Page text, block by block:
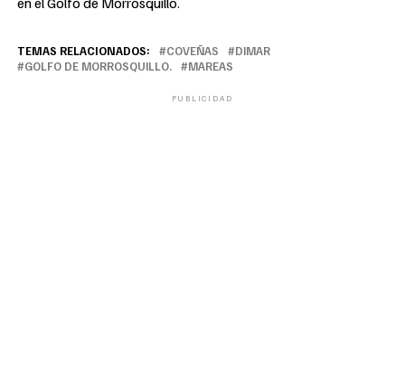
TEMAS RELACIONADOS: COVEÑAS
DIMAR
GOLFO DE MORROSQUILLO.
MAREAS
PUBLICIDAD